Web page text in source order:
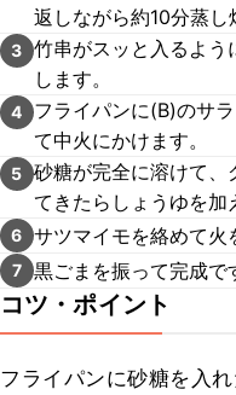
返しながら約10分蒸し
3 竹串がスッと入るよう
します。
4
フライパンに(B)のサ
て中火にかけます。
5 砂糖が完全に溶けて、
てきたらしょうゆを加
6 サツマイモを絡めて火
7 黒ごまを振って完成で
コツ・ポイント
フライパンに砂糖を入